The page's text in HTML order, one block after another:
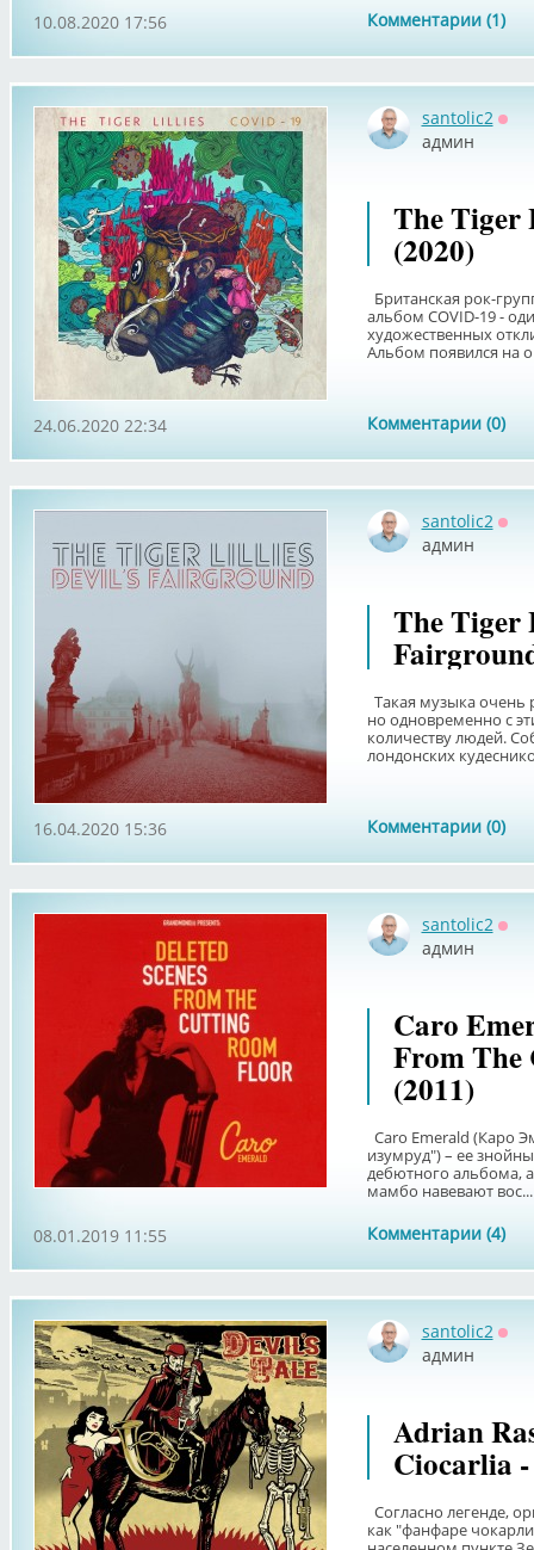
Комментарии (1)
10.08.2020 17:56
santolic2
админ
The Tiger
(2020)
Британская рок-
альбом COVID-19 -
художественных
Альбом появился на
Комментарии (0)
24.06.2020 22:34
santolic2
админ
The Tiger
Такая музыка очень
но одновременно с
количеству людей.
лондонских
Комментарии (0)
16.04.2020 15:36
santolic2
админ
Caro
From The
(2011)
Caro Emerald (Каро
изумруд") – ее
дебютного альбома,
мамбо навевают вос...
Комментарии (4)
08.01.2019 11:55
santolic2
админ
Adrian
Ciocarlia -
Согласно легенде,
как "фанфаре